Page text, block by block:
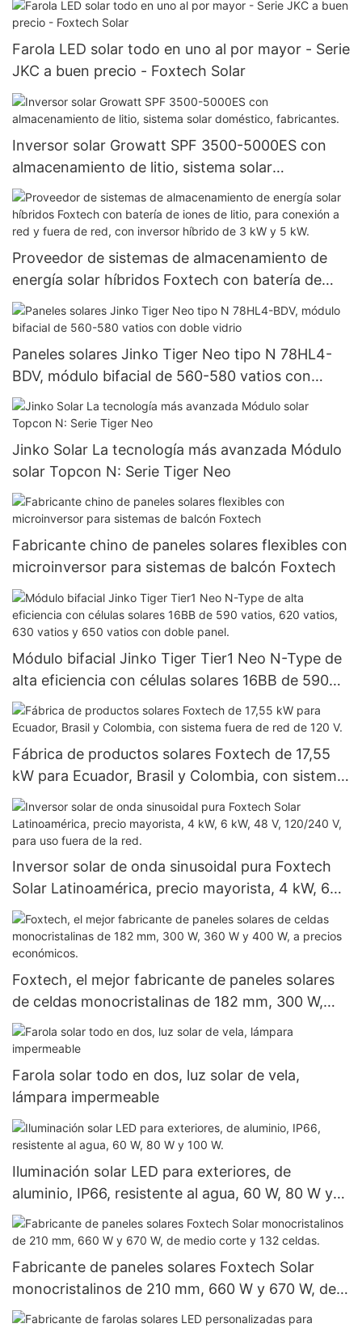
Farola LED solar todo en uno al por mayor - Serie
JKC a buen precio - Foxtech Solar
Inversor solar Growatt SPF 3500-5000ES con
almacenamiento de litio, sistema solar
doméstico, fabricantes.
Proveedor de sistemas de almacenamiento de
energía solar híbridos Foxtech con batería de
iones de litio, para conexión a red y fuera de red,
con inversor híbrido de 3 kW y 5 kW.
Paneles solares Jinko Tiger Neo tipo N 78HL4-
BDV, módulo bifacial de 560-580 vatios con
doble vidrio
Jinko Solar La tecnología más avanzada Módulo
solar Topcon N: Serie Tiger Neo
Fabricante chino de paneles solares flexibles con
microinversor para sistemas de balcón Foxtech
Módulo bifacial Jinko Tiger Tier1 Neo N-Type de
alta eficiencia con células solares 16BB de 590
vatios, 620 vatios, 630 vatios y 650 vatios con
doble panel.
Fábrica de productos solares Foxtech de 17,55
kW para Ecuador, Brasil y Colombia, con sistema
fuera de red de 120 V.
Inversor solar de onda sinusoidal pura Foxtech
Solar Latinoamérica, precio mayorista, 4 kW, 6
kW, 48 V, 120/240 V, para uso fuera de la red.
Foxtech, el mejor fabricante de paneles solares
de celdas monocristalinas de 182 mm, 300 W,
360 W y 400 W, a precios económicos.
Farola solar todo en dos, luz solar de vela,
lámpara impermeable
Iluminación solar LED para exteriores, de
aluminio, IP66, resistente al agua, 60 W, 80 W y
100 W.
Fabricante de paneles solares Foxtech Solar
monocristalinos de 210 mm, 660 W y 670 W, de
medio corte y 132 celdas.